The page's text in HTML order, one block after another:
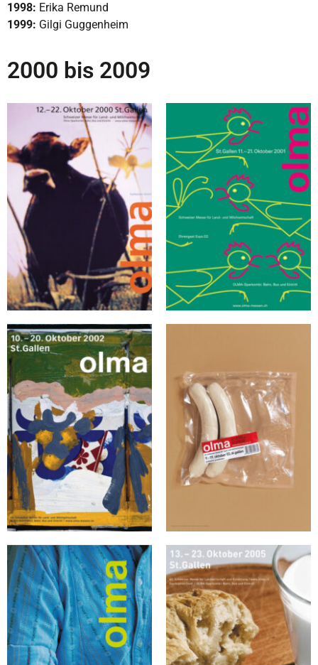
1998: Erika Remund
1999: Gilgi Guggenheim
2000 bis 2009